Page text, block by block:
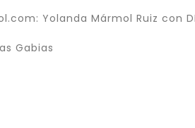
Yolanda Mármol Ruiz con
Gabias